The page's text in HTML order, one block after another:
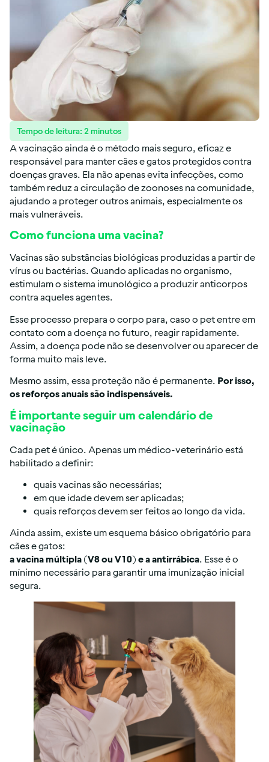
Tempo de leitura: 2 minutos
A vacinação ainda é o método mais seguro, eficaz e
responsável para manter cães e gatos protegidos contra
doenças graves. Ela não apenas evita infecções, como
também reduz a circulação de zoonoses na comunidade,
ajudando a proteger outros animais, especialmente os
mais vulneráveis.
Como funciona uma vacina?
Vacinas são substâncias biológicas produzidas a partir de
vírus ou bactérias. Quando aplicadas no organismo,
estimulam o sistema imunológico a produzir anticorpos
contra aqueles agentes.
Esse processo prepara o corpo para, caso o pet entre em
contato com a doença no futuro, reagir rapidamente.
Assim, a doença pode não se desenvolver ou aparecer de
forma muito mais leve.
Mesmo assim, essa proteção não é permanente. Por isso,
os reforços anuais são indispensáveis.
É importante seguir um calendário de
vacinação
Cada pet é único. Apenas um médico-veterinário está
habilitado a definir:
quais vacinas são necessárias;
em que idade devem ser aplicadas;
quais reforços devem ser feitos ao longo da vida.
Ainda assim, existe um esquema básico obrigatório para
cães e gatos:
a vacina múltipla (V8 ou V10) e a antirrábica. Esse é o
mínimo necessário para garantir uma imunização inicial
segura.